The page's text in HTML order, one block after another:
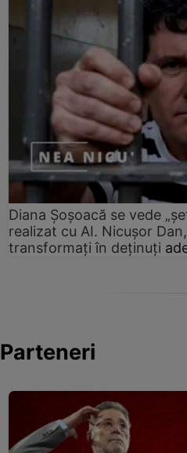
Diana Șoșoacă se vede
realizat cu AI. Nicușor
transformați în deținuți
Parteneri